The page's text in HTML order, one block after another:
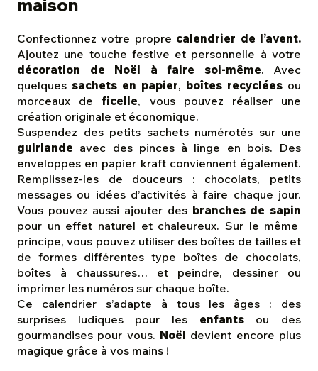
maison
Confectionnez votre propre calendrier de l’avent.
Ajoutez une touche festive et personnelle à votre
décoration de Noël à faire soi-même. Avec
quelques sachets en papier, boîtes recyclées ou
morceaux deficelle, vous pouvez réaliser une
création originale et économique.
Suspendez des petits sachets numérotés sur une
guirlande avec des pinces à linge en bois. Des
enveloppes en papier kraft conviennent également.
Remplissez-les de douceurs : chocolats, petits
messages ou idées d’activités à faire chaque jour.
Vous pouvez aussi ajouter des branches de sapin
pour un effet naturel et chaleureux. Sur le même
principe, vous pouvez utiliser des boîtes de tailles et
de formes différentes type boîtes de chocolats,
boîtes à chaussures… et peindre, dessiner ou
imprimer les numéros sur chaque boîte.
Ce calendrier s’adapte à tous les âges : des
surprises ludiques pour les enfantsou des
gourmandises pour vous. Noël devient encore plus
magique grâce à vos mains !